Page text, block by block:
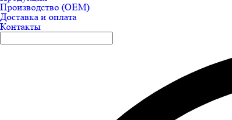
Производство (ОЕМ)
Доставка и оплата
Контакты